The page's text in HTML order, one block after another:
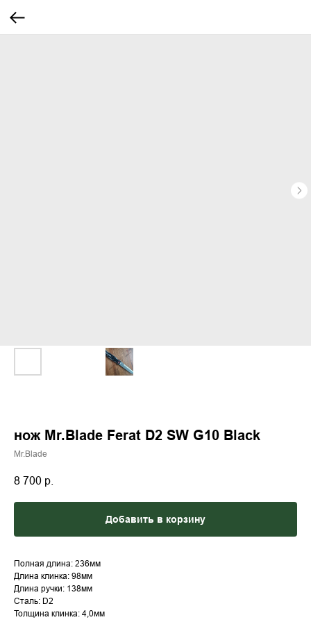
нож Mr.Blade Ferat D2 SW G10 Black
Mr.Blade
8 700 р.
Добавить в корзину
Полная длина: 236мм
Длина клинка: 98мм
Длина ручки: 138мм
Сталь: D2
Толщина клинка: 4,0мм